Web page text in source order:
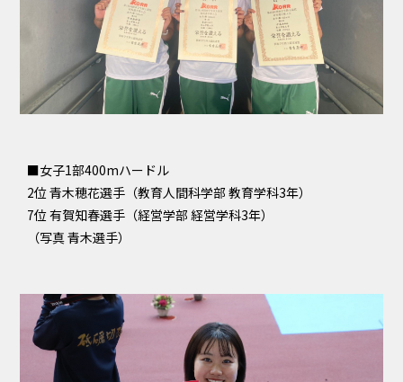
■女子1部400mハードル
2位 青木穂花選手（教育人間科学部 教育学科3年）
7位 有賀知春選手（経営学部 経営学科3年）
（写真 青木選手）